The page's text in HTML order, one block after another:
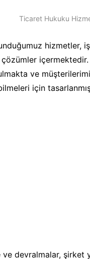
Ticaret Hukuku
hizmetler,
ve
için
devralmalar, şirket